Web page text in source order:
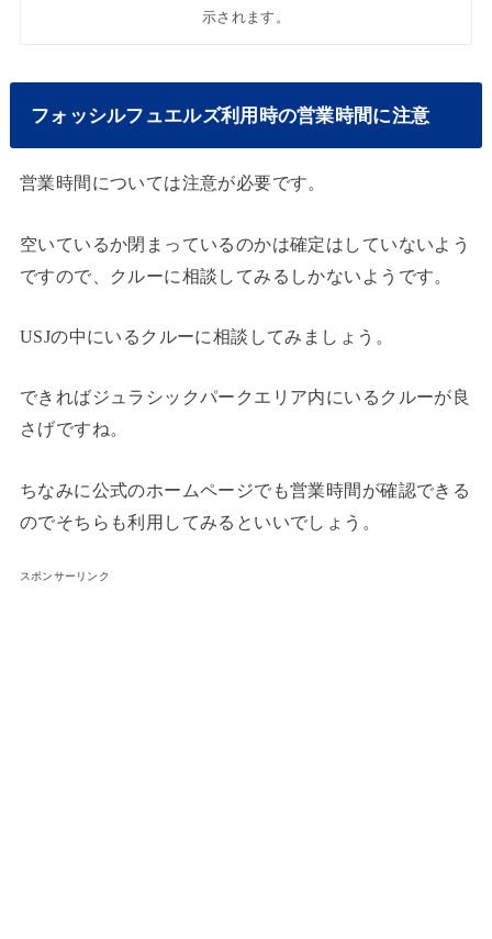
示されます。
フォッシルフュエルズ利用時の営業時間に注意
営業時間については注意が必要です。
空いているか閉まっているのかは確定はしていないよう
ですので、クルーに相談してみるしかないようです。
USJの中にいるクルーに相談してみましょう。
できればジュラシックパークエリア内にいるクルーが良
さげですね。
ちなみに公式のホームページでも営業時間が確認できる
のでそちらも利用してみるといいでしょう。
スポンサーリンク